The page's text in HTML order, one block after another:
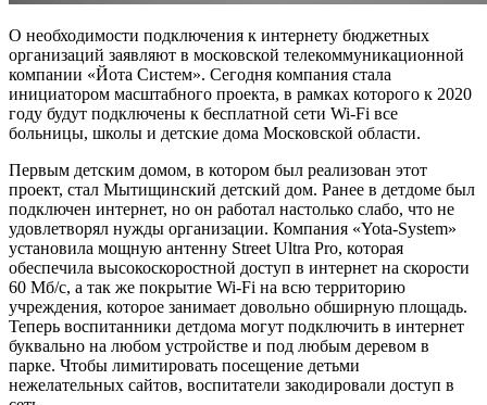
О необходимости подключения к интернету бюджетных
организаций заявляют в московской телекоммуникационной
компании «Йота Систем». Сегодня компания стала
инициатором масштабного проекта, в рамках которого к 2020
году будут подключены к бесплатной сети Wi-Fi все
больницы, школы и детские дома Московской области.
Первым детским домом, в котором был реализован этот
проект, стал Мытищинский детский дом. Ранее в детдоме был
подключен интернет, но он работал настолько слабо, что не
удовлетворял нужды организации. Компания «Yota-System»
установила мощную антенну Street Ultra Pro, которая
обеспечила высокоскоростной доступ в интернет на скорости
60 Мб/с, а так же покрытие Wi-Fi на всю территорию
учреждения, которое занимает довольно обширную площадь.
Теперь воспитанники детдома могут подключить в интернет
буквально на любом устройстве и под любым деревом в
парке. Чтобы лимитировать посещение детьми
нежелательных сайтов, воспитатели закодировали доступ в